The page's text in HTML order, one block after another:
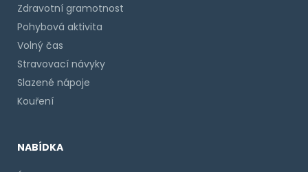
Zdravotní gramotnost
Pohybová aktivita
Volný čas
Stravovací návyky
Slazené nápoje
Kouření
NABÍDKA